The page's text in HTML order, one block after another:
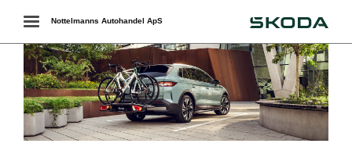
Toggle
navigation
Nottelmanns Autohandel ApS